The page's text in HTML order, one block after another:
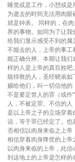
睡觉或是工作，小憩或
为逝去的时间无法用肉
就是钟表。 同样的，在
界的事物。如同为了让
给我们显示感受不到的
不能去的人，上帝的事
能正确分辨。本期让我
样的人是上帝的真百姓
能得救的人，圣经晓谕
赐给他们，叫一切信他的
不是要定世人的罪（或作
人，不被定罪。不信的
是以上帝之子的立场穿
说，等于罪已经定了。
否相信以肉身来临之上
相信穿着肉身降世的上
以肉身来临的上帝，此
到这地上的上帝是怎样的